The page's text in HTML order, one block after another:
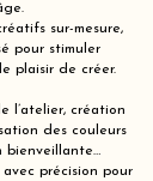
sur-mesure,
pour stimuler
plaisir de créer.
l’atelier, création
des couleurs
bienveillante…
précision pour